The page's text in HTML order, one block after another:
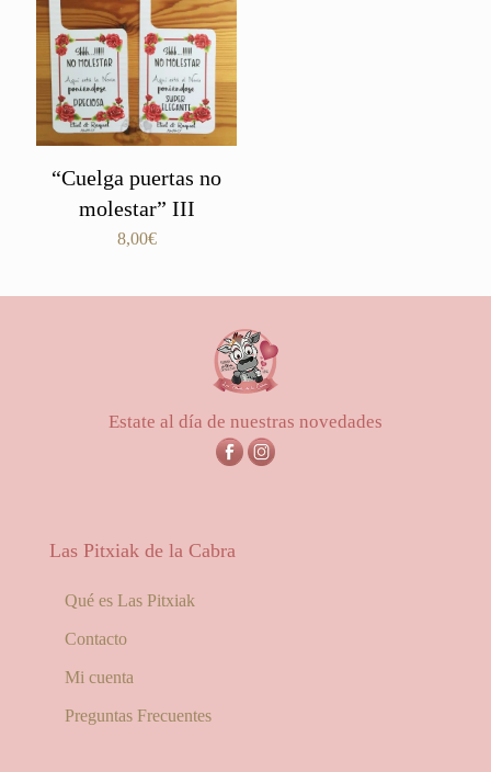
“Cuelga puertas no
molestar” III
8,00€
Estate al día de nuestras novedades
Las Pitxiak de la Cabra
Qué es Las Pitxiak
Contacto
Mi cuenta
Preguntas Frecuentes